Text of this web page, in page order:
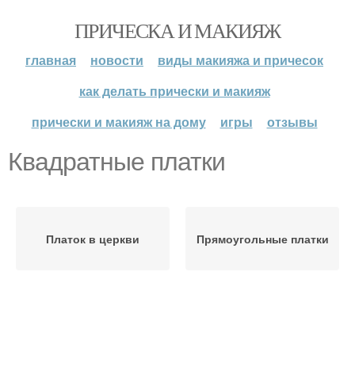
ПРИЧЕСКА И МАКИЯЖ
главная новости
виды макияжа и причесок
как делать прически и макияж
прически и макияж на дому
игры отзывы
Квадратные платки
Платок в церкви Прямоугольные платки